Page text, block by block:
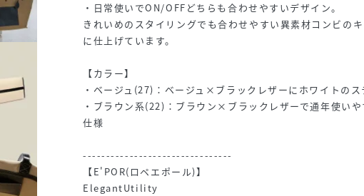
・日常使いでON/OFFどちらも合わせやすいデザイン。
きれいめのスタイリングでも合わせやすい異素材コンビの
に仕上げています。
【カラー】
・ベージュ(27)：ベージュ×ブラックレザーにホワイトのス
・ブラウン系(22)：ブラウン×ブラックレザーで通年使い
仕様
--------------------------------
【E'POR(ロペエポール)】
ElegantUtility